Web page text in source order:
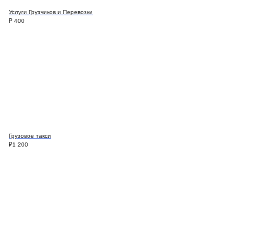
Услуги Грузчиков и Перевозки
₽ 400
Грузовое такси
₽1 200